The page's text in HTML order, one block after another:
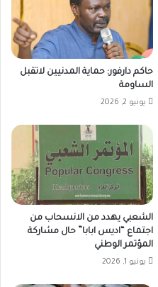
حاكم دارفور: حماية المدنيين لاتقبل
الساومة
يونيو 2, 2026
الشعبي يهدد من الانسحاب من
اجتماع “اديس ابابا” حال مشاركة
المؤتمر الوطني
يونيو 1, 2026